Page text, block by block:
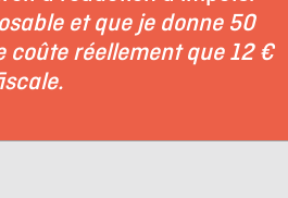
et que je donne 50
coûte réellement que 12 €